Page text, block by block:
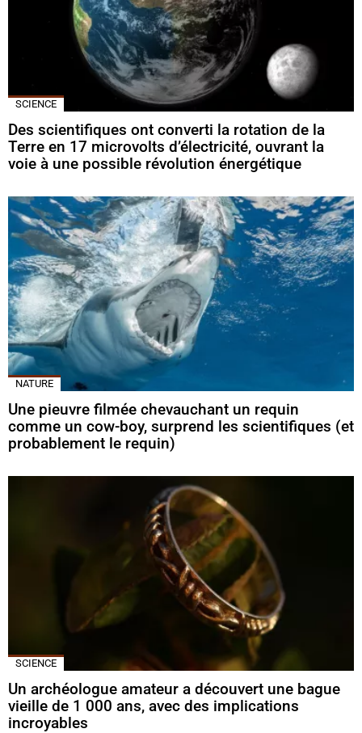
SCIENCE
Des scientifiques ont converti la rotation de la
Terre en 17 microvolts d’électricité, ouvrant la
voie à une possible révolution énergétique
NATURE
Une pieuvre filmée chevauchant un requin
comme un cow-boy, surprend les scientifiques (et
probablement le requin)
SCIENCE
Un archéologue amateur a découvert une bague
vieille de 1 000 ans, avec des implications
incroyables